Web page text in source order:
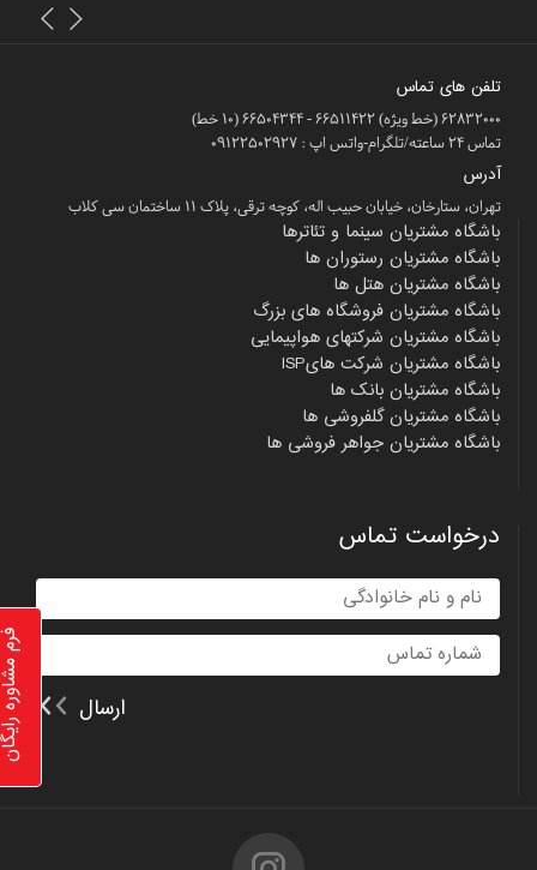
تلفن های تماس
62832000 (خط ویژه) 66511422 - 66504344 (10 خط)
تماس 24 ساعته/تلگرام-واتس اپ : 09122502927
آدرس
تهران، ستارخان، خیابان حبیب اله، کوچه ترقی، پلاک ۱۱ ساختمان سی کلاب
باشگاه مشتریان سینما و تئاترها
باشگاه مشتریان رستوران ها
باشگاه مشتریان هتل ها
باشگاه مشتریان فروشگاه های بزرگ
باشگاه مشتریان شرکتهای هواپیمایی
باشگاه مشتریان شرکت هایISP
باشگاه مشتریان بانک ها
باشگاه مشتریان گلفروشی ها
باشگاه مشتریان جواهر فروشی ها
درخواست تماس
ارسال فرم